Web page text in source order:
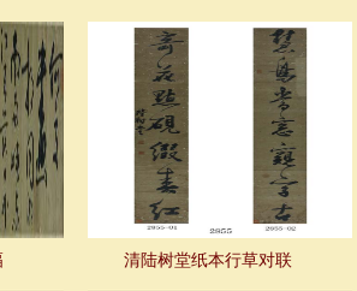
清陆树堂纸本行草对联